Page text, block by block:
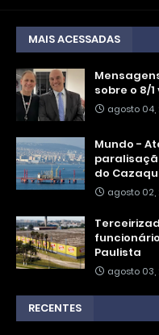
MAIS ACESSADAS
sobre o 8/
agosto 04,
Mundo -
do
agosto 02,
Paulista
agosto 03,
RECENTES